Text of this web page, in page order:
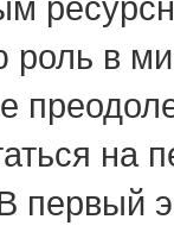
в
на
первый